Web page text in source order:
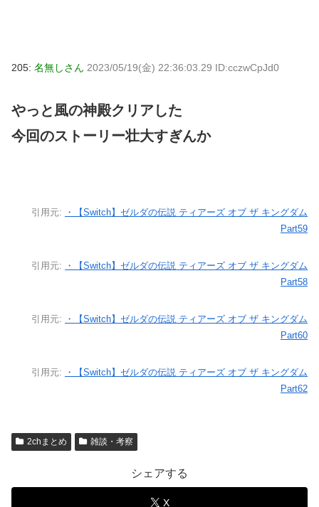
205: 名無しさん 2023/05/19(金) 22:36:03.29 ID:cczwCpJd0
やっと風の神殿クリアした
今回のストーリー壮大すぎんか
引用元:
・【Switch】ゼルダの伝説 ティアーズ オブ ザ キングダム
Part59
引用元:
・【Switch】ゼルダの伝説 ティアーズ オブ ザ キングダム
Part58
引用元:
・【Switch】ゼルダの伝説 ティアーズ オブ ザ キングダム
Part60
引用元:
・【Switch】ゼルダの伝説 ティアーズ オブ ザ キングダム
Part62
2chまとめ 雑談・考察
シェアする
X